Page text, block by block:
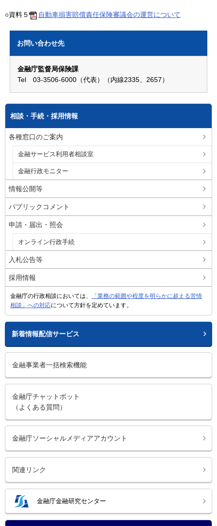
○資料５ 自動車損害賠償責任保険審議会の運営について
お問い合わせ先
金融庁監督局保険課
Tel 03-3506-6000（代表）（内線2335、2657）
相談・手続・採用情報
各種窓口のご案内
金融サービス利用者相談室
金融行政モニター
情報公開等
パブリックコメント
申請・届出・照会
オンライン行政手続
入札公告等
採用情報
金融庁の行政相談においては、
「業務の範囲や程度を明らかに超える苦情
相談」への対応について方針を定めています。
新着情報配信サービス
金融事業者一括検索機能
金融庁チャットボット
（よくある質問）
金融庁ソーシャルメディアアカウント
関連リンク
金融庁金融研究センター